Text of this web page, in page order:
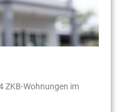
ZKB-Wohnungen im